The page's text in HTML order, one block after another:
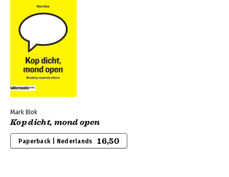
Mark Blok
Kop dicht, mond open
Paperback | Nederlands 16,50